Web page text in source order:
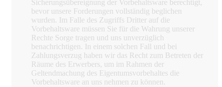
Sicherungsübereignung der Vorbehaltsware berechtigt,
bevor unsere Forderungen vollständig beglichen
wurden. Im Falle des Zugriffs Dritter auf die
Vorbehaltsware müssen Sie für die Wahrung unserer
Rechte Sorge tragen und uns unverzüglich
benachrichtigen. In einem solchen Fall und bei
Zahlungsverzug haben wir das Recht zum Betreten der
Räume des Erwerbers, um im Rahmen der
Geltendmachung des Eigentumsvorbehaltes die
Vorbehaltsware an uns nehmen zu können.